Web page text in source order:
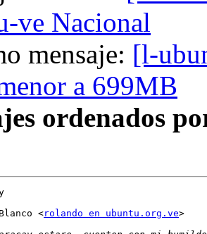
ve Nacional
mensaje: [l-
a 699MB
ordenados
<rolando en ubuntu.org.ve>